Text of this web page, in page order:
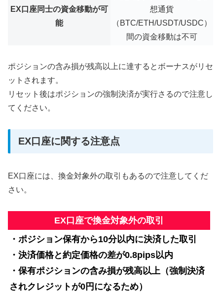
EX口座同士の資金移動が可
能
想通貨
（BTC/ETH/USDT/USDC）
間の資金移動は不可
ポジションの含み損が残高以上に達するとボーナスがリセ
ットされます。
リセット後はポジションの強制決済が実行さるので注意し
てください。
EX口座に関する注意点
EX口座には、換金対象外の取引もあるので注意してくだ
さい。
EX口座で換金対象外の取引
・ポジション保有から10分以内に決済した取引
・決済価格と約定価格の差が0.8pips以内
・保有ポジションの含み損が残高以上（強制決済
されクレジットが0円になるため）